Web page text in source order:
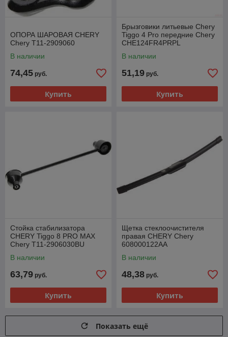
ОПОРА ШАРОВАЯ CHERY
Chery T11-2909060
В наличии
74,45 руб.
Купить
Брызговики литьевые Chery
Tiggo 4 Pro передние Chery
CHE124FR4PRPL
В наличии
51,19 руб.
Купить
Стойка стабилизатора
CHERY Tiggo 8 PRO MAX
Chery T11-2906030BU
В наличии
63,79 руб.
Купить
Щетка стеклоочистителя
правая CHERY Chery
608000122AA
В наличии
48,38 руб.
Купить
Показать ещё